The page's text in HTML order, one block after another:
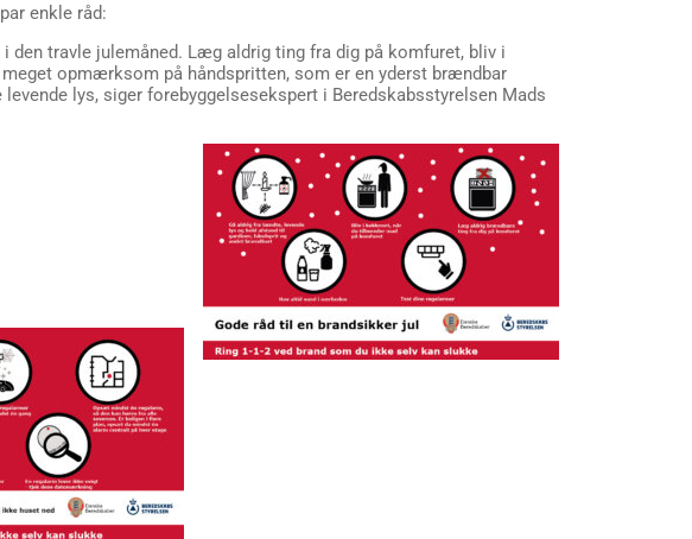
enkle råd:
travle julemåned. Læg aldrig ting fra dig på komfuret, bliv i
opmærksom på håndspritten, som er en yderst brændbar
lys, siger forebyggelsesekspert i Beredskabsstyrelsen Mads